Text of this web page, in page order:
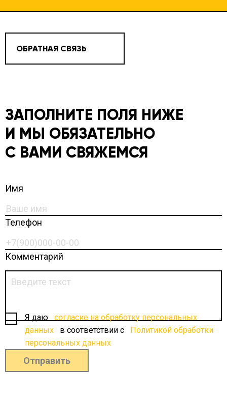
ОБРАТНАЯ СВЯЗЬ
ЗАПОЛНИТЕ ПОЛЯ НИЖЕ
И МЫ ОБЯЗАТЕЛЬНО
С ВАМИ СВЯЖЕМСЯ
Имя
Телефон
Комментарий
Я даю
согласие на обработку персональных
данных
в соответствии с
Политикой обработки
персональных данных
Отправить